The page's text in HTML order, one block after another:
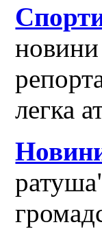
новини
легка